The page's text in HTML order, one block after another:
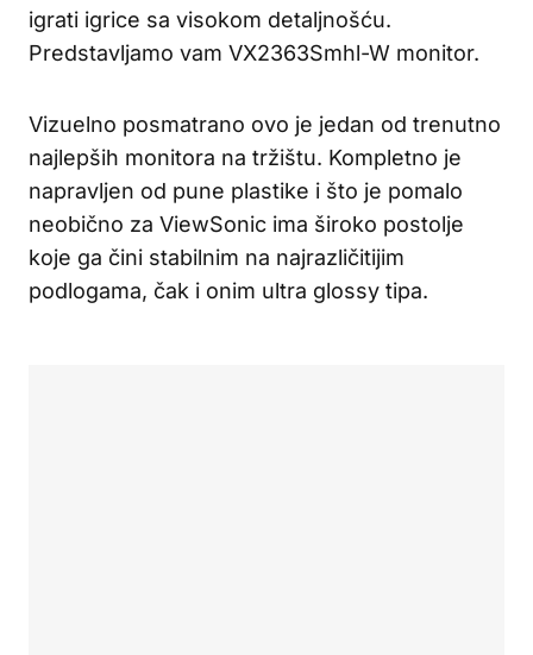
igrati igrice sa visokom detaljnošću.
Predstavljamo vam VX2363Smhl-W monitor.
Vizuelno posmatrano ovo je jedan od trenutno
najlepših monitora na tržištu. Kompletno je
napravljen od pune plastike i što je pomalo
neobično za ViewSonic ima široko postolje
koje ga čini stabilnim na najrazličitijim
podlogama, čak i onim ultra glossy tipa.